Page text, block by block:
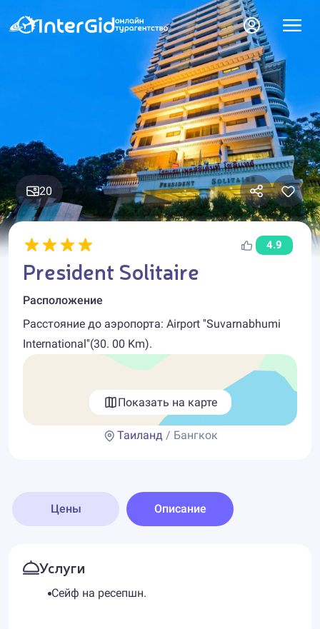
20
4.9
President Solitaire
Расположение
Расстояние до аэропорта: Airport ''Suvarnabhumi
International''(30. 00 Km).
Показать на карте
Таиланд / Бангкок
Цены Описание
Услуги
Сейф на ресепшн.